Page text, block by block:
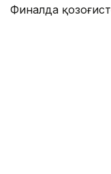
Финалда